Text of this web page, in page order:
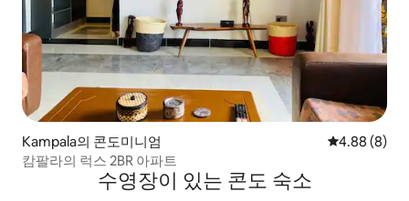
Kampala의 콘도미니엄 평점 4.88점
4.88 (8)
캄팔라의 럭스 2BR 아파트
수영장이 있는 콘도 숙소